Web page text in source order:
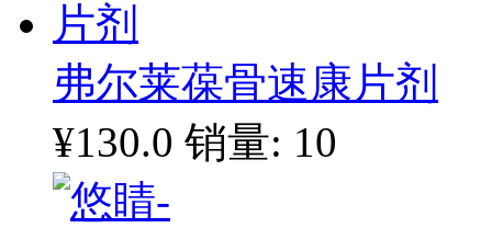
弗尔莱葆骨速康片剂
¥130.0 销量: 10